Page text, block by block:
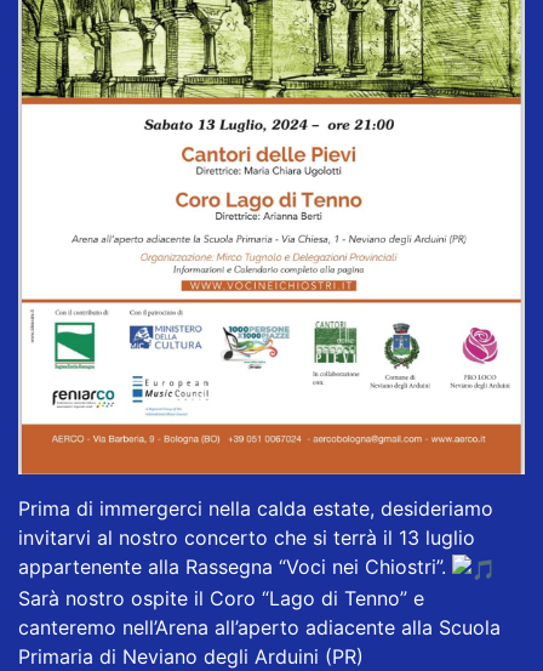
Prima di immergerci nella calda estate, desideriamo
invitarvi al nostro concerto che si terrà il 13 luglio
appartenente alla Rassegna “Voci nei Chiostri”.
Sarà nostro ospite il Coro “Lago di Tenno” e
canteremo nell’Arena all’aperto adiacente alla Scuola
Primaria di Neviano degli Arduini (PR)